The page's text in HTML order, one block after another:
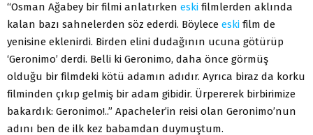
“Osman Ağabey bir filmi anlatırken eski filmlerden aklında
kalan bazı sahnelerden söz ederdi. Böylece eski film de
yenisine eklenirdi. Birden elini dudağının ucuna götürüp
‘Geronimo’ derdi. Belli ki Geronimo, daha önce görmüş
olduğu bir filmdeki kötü adamın adıdır. Ayrıca biraz da korku
filminden çıkıp gelmiş bir adam gibidir. Ürpererek birbirimize
bakardık: Geronimo!..” Apacheler’in reisi olan Geronimo’nun
adını ben de ilk kez babamdan duymuştum.